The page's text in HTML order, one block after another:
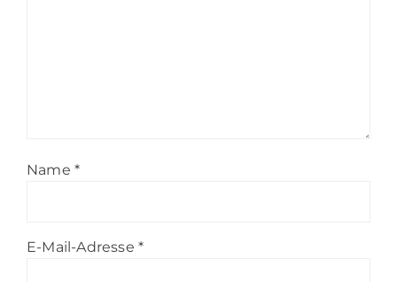
Name *
E-Mail-Adresse *